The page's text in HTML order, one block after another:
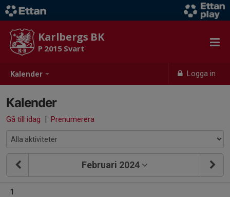
Kalender Logga in
Karlbergs BK
P 2015 Svart
Kalender
Gå till idag | Prenumerera
Februari 2024
1